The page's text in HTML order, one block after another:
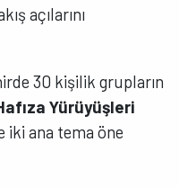
açılarını
30 kişilik grupların
Yürüyüşleri
ana tema öne